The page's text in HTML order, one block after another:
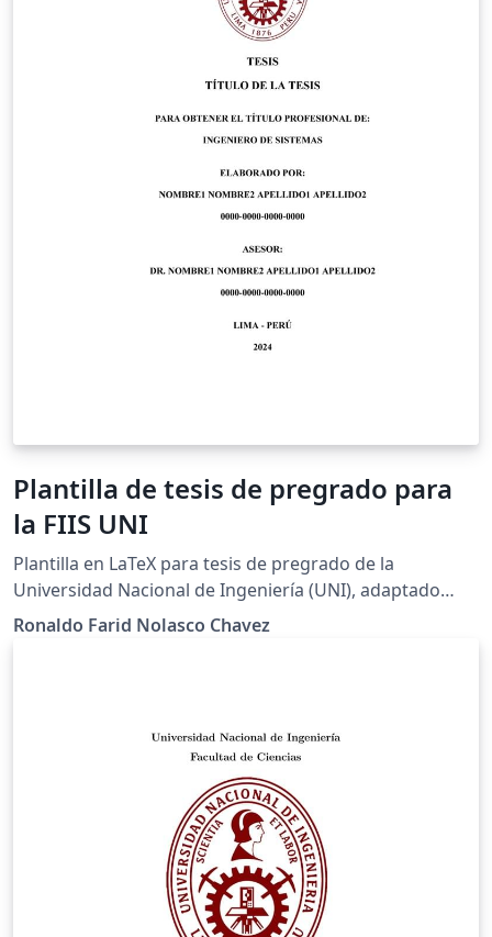
Plantilla de tesis de pregrado para
la FIIS UNI
Plantilla en LaTeX para tesis de pregrado de la
Universidad Nacional de Ingeniería (UNI), adaptado
específicamente al formato de la Facultad de Ingeniería
Ronaldo Farid Nolasco Chavez